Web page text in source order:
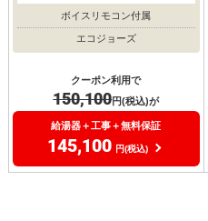
ボイスリモコン付属
エコジョーズ
クーポン利用で
150,100円(税込)が
給湯器＋工事＋無料保証
145,100 円(税込)